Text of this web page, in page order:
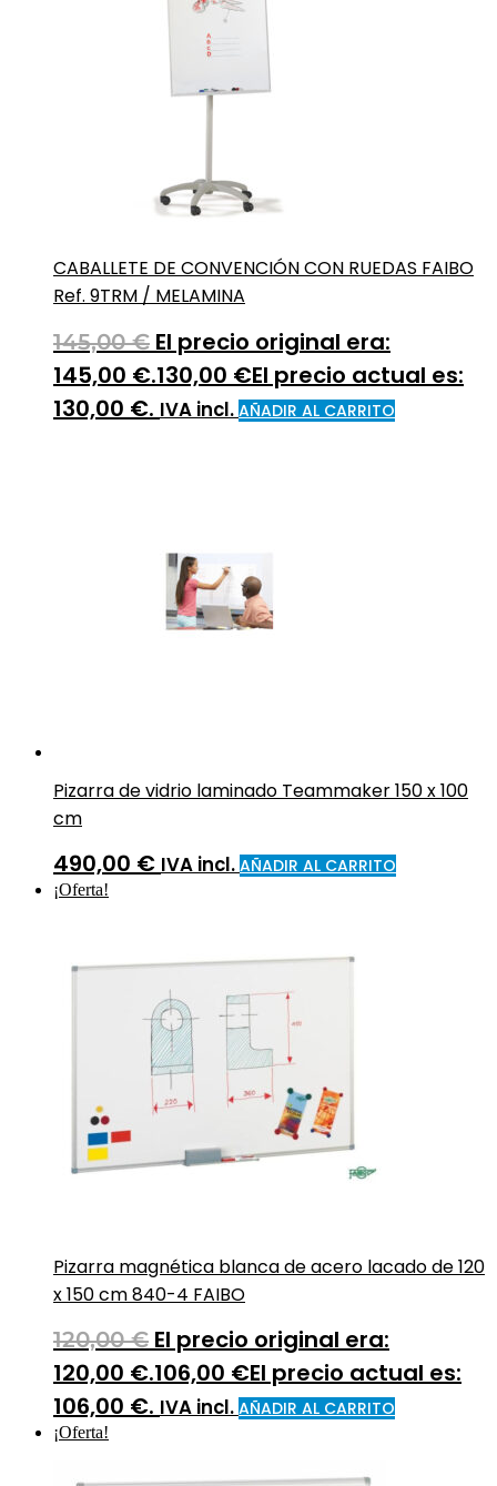
CABALLETE DE CONVENCIÓN CON RUEDAS FAIBO
Ref. 9TRM / MELAMINA
145,00€ El precio original era:
145,00 €.130,00 €El precio actual es:
130,00 €. IVA incl. AÑADIR AL CARRITO
Pizarra de vidrio laminado Teammaker 150 x 100
cm
490,00 € IVA incl. AÑADIR AL CARRITO
¡Oferta!
Pizarra magnética blanca de acero lacado de 120
x 150 cm 840-4 FAIBO
120,00€ El precio original era:
120,00 €.106,00 €El precio actual es:
106,00 €. IVA incl. AÑADIR AL CARRITO
¡Oferta!